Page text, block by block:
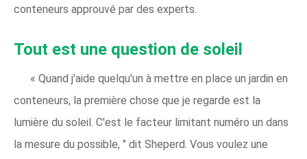
conteneurs approuvé par des experts.
Tout est une question de soleil
« Quand j'aide quelqu'un à mettre en place un jardin en
conteneurs, la première chose que je regarde est la
lumière du soleil. C'est le facteur limitant numéro un dans
la mesure du possible, " dit Sheperd. Vous voulez une